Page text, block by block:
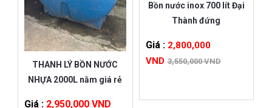
THANH LÝ BỒN NƯỚC
NHỰA 2000L nằm giá rẻ
Giá : 2,950,000 VND
Bồn nước inox 700 lít Đại
Thành đứng
Giá : 2,800,000
VND 3,550,000 VND